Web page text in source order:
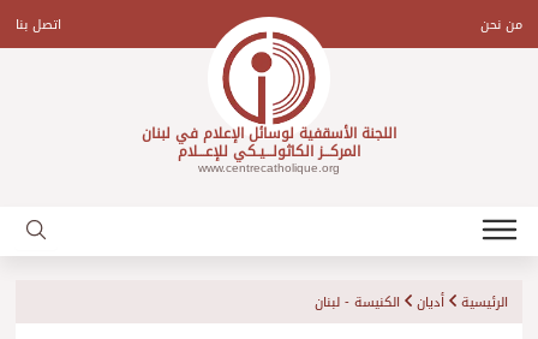
contentمن نحن اتصل بنا
اللجنة الأسقفية لوسائل الإعلام في لبنان
المركـــز الكاثولـــيـكي للإعـــلام
www.centrecatholique.org
الرئيسية أديان الكنيسة - لبنان